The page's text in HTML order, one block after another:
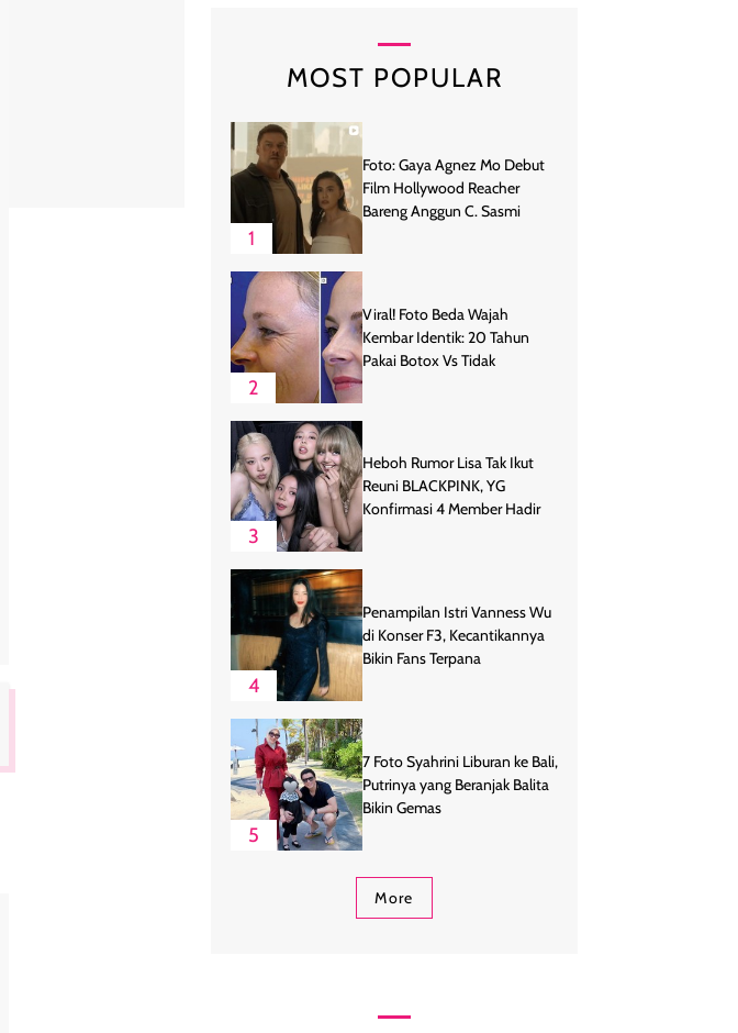
MOST POPULAR
1
Foto: Gaya Agnez Mo Debut
Film Hollywood Reacher
Bareng Anggun C. Sasmi
2
Viral! Foto Beda Wajah
Kembar Identik: 20 Tahun
Pakai Botox Vs Tidak
3
Heboh Rumor Lisa Tak Ikut
Reuni BLACKPINK, YG
Konfirmasi 4 Member Hadir
4
Penampilan Istri Vanness Wu
di Konser F3, Kecantikannya
Bikin Fans Terpana
5
7 Foto Syahrini Liburan ke Bali,
Putrinya yang Beranjak Balita
Bikin Gemas
More